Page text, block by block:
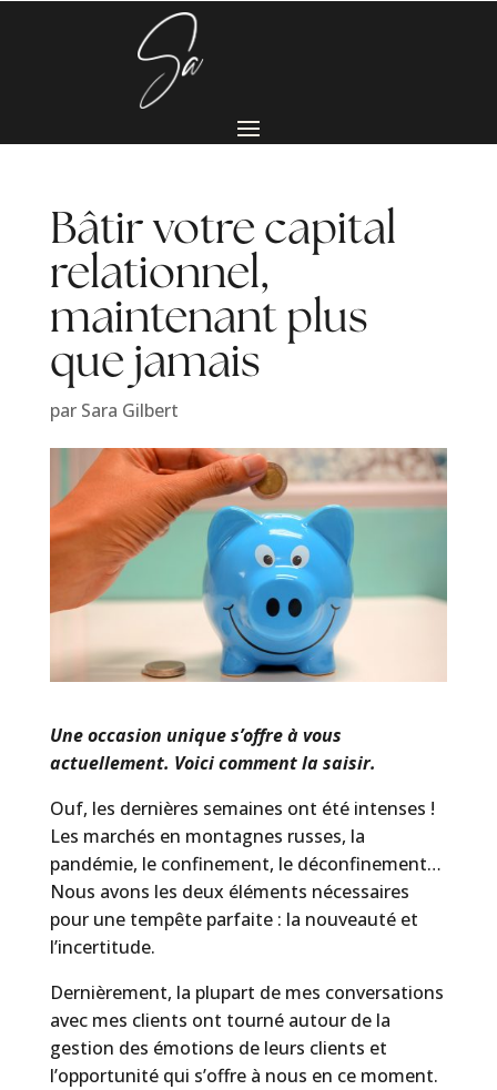
Bâtir votre capital
relationnel,
maintenant plus
que jamais
par Sara Gilbert
Une occasion unique s’offre à vous
actuellement. Voici comment la saisir.
Ouf, les dernières semaines ont été intenses !
Les marchés en montagnes russes, la
pandémie, le confinement, le déconfinement…
Nous avons les deux éléments nécessaires
pour une tempête parfaite : la nouveauté et
l’incertitude.
Dernièrement, la plupart de mes conversations
avec mes clients ont tourné autour de la
gestion des émotions de leurs clients et
l’opportunité qui s’offre à nous en ce moment.